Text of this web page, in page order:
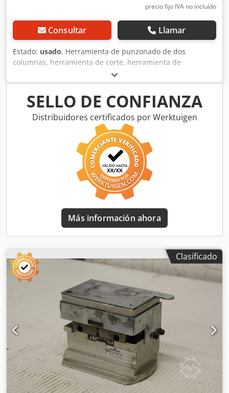
de punzonado (punzones + matrices) - 1 pedal móvil -
precio fijo IVA no incluído
Consultar Llamar
Estado: usado, Herramienta de punzonado de dos
columnas, herramienta de corte, herramienta de
punzonado, punzón, matriz de punzonado, punzón. -
Herramienta de punzonado de dos columnas -Soporte:
perno de Ø 32 mm Dsdpfx Aed R A E Askcsck -
Dimensiones: 270/290/A325 mm -Peso: 39 kg
SELLO DE CONFIANZA
Distribuidores certificados por Werktuigen
Más información ahora
Clasificado